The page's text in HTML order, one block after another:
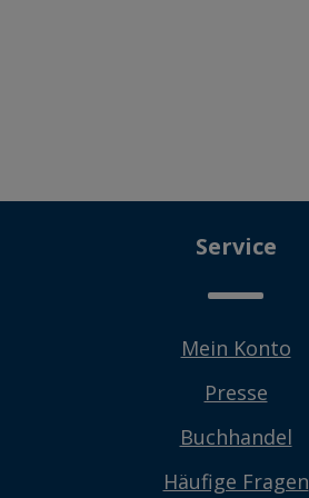
Service
Mein Konto
Presse
Buchhandel
Häufige Fragen